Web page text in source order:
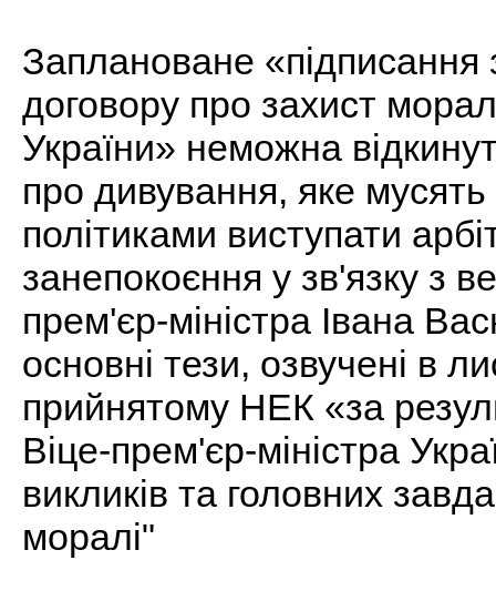
Заплановане «підписання
договору про захист
України» неможна
про дивування, яке
політиками виступати
занепокоєння у зв'язку з
прем'єр-міністра Івана
основні тези, озвучені в
прийнятому НЕК «за
Віце-прем'єр-міністра
викликів та головних
моралі"